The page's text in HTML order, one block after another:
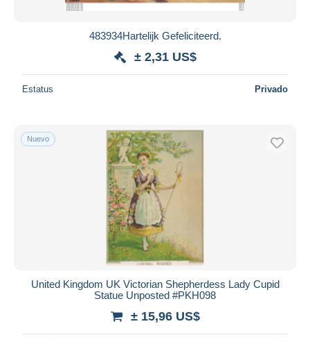
483934Hartelijk Gefeliciteerd.
± 2,31 US$
Estatus Privado
Nuevo
United Kingdom UK Victorian Shepherdess Lady Cupid
Statue Unposted #PKH098
± 15,96 US$